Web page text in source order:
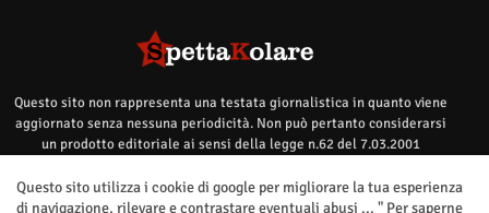
Questo sito non rappresenta una testata giornalistica in quanto viene
aggiornato senza nessuna periodicità. Non può pertanto considerarsi
un prodotto editoriale ai sensi della legge n.62 del 7.03.2001
Questo sito utilizza i cookie di google per migliorare la tua esperienza
di navigazione, rilevare e contrastare eventuali abusi ... " Per saperne